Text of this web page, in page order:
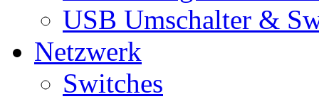
USB Umschalter &
Netzwerk
Switches